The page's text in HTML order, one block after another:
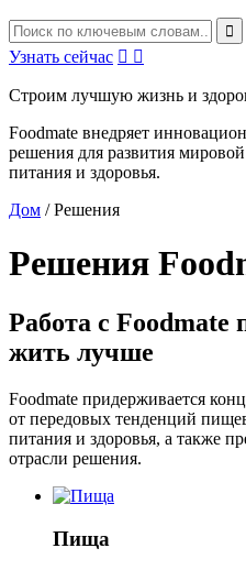
Узнать сейчас  
Строим лучшую жизнь и
Foodmate внедряет
решения для развития
питания и здоровья.
Дом /Решения
Решения
Работа с Foodmate
жить лучше
Foodmate придерживается
от передовых тенденций
питания и здоровья, а также
отрасли решения.
Пища